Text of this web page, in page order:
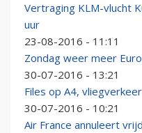
Vertraging KLM-vlucht
uur
23-08-2016 - 11:11
Zondag weer meer
30-07-2016 - 13:21
Files op A4,
30-07-2016 - 10:21
Air France annuleert